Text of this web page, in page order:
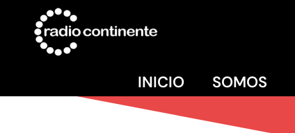
INICIO SOMOS